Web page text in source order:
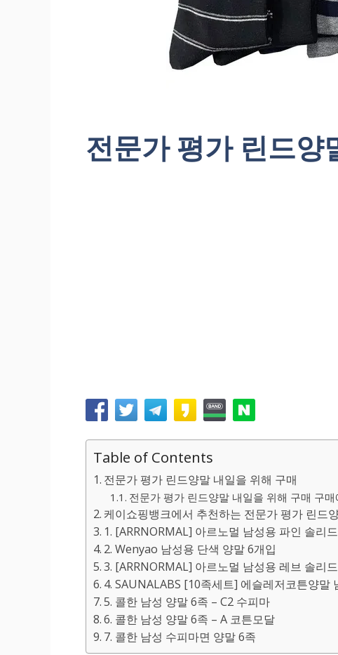
전문가 평가 린드양
Table of Contents
전문가 평가 린드양말 내일을 위해 구매
전문가 평가 린드양말 내일을 위해 구매 구
케이쇼핑뱅크에서 추천하는 전문가 평가 린드
1. [ARRNORMAL] 아르노멀 남성용 파인 솔리
2. Wenyao 남성용 단색 양말 6개입
3. [ARRNORMAL] 아르노멀 남성용 레브 솔리
4. SAUNALABS [10족세트] 에슬레저코튼양말
5. 콜한 남성 양말 6족 – C2 수피마
6. 콜한 남성 양말 6족 – A 코튼모달
7. 콜한 남성 수피마면 양말 6족